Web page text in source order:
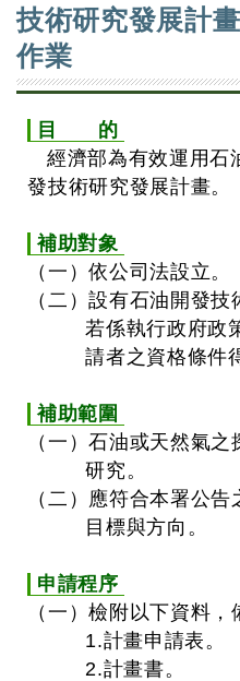
技術研究發展計
作業
目 的
經濟部為有效運用石
發技術研究發展計畫。
補助對象
（一）依公司法設立。
（二）設有石油開發技
若係執行政府政
請者之資格條件
補助範圍
（一）石油或天然氣
研究。
（二）應符合本署公
目標與方向。
申請程序
（一）檢附以下資料
1.計畫申請表。
2.計畫書。